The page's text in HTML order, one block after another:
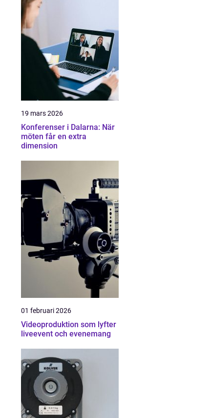
19 mars 2026
Konferenser i Dalarna: När
möten får en extra
dimension
01 februari 2026
Videoproduktion som lyfter
liveevent och evenemang